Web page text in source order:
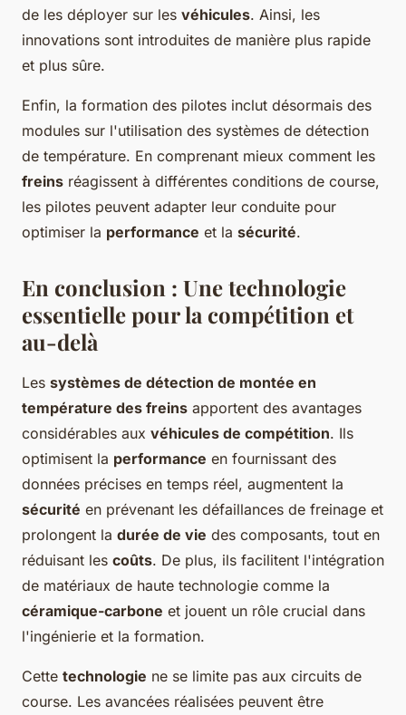
de les déployer sur les véhicules. Ainsi, les
innovations sont introduites de manière plus rapide
et plus sûre.
Enfin, la formation des pilotes inclut désormais des
modules sur l'utilisation des systèmes de détection
de température. En comprenant mieux comment les
freins réagissent à différentes conditions de course,
les pilotes peuvent adapter leur conduite pour
optimiser la performance et la sécurité.
En conclusion : Une technologie
essentielle pour la compétition et
au-delà
Les systèmes de détection de montée en
température des freins apportent des avantages
considérables aux véhicules de compétition. Ils
optimisent la performance en fournissant des
données précises en temps réel, augmentent la
sécurité en prévenant les défaillances de freinage et
prolongent la durée de vie des composants, tout en
réduisant les coûts. De plus, ils facilitent l'intégration
de matériaux de haute technologie comme la
céramique-carbone et jouent un rôle crucial dans
l'ingénierie et la formation.
Cette technologie ne se limite pas aux circuits de
course. Les avancées réalisées peuvent être